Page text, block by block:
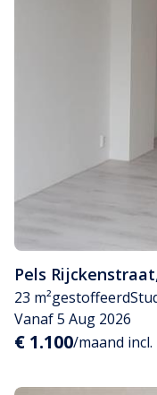
Pels Rijckenstraat
23 m²gestoffeerd
Vanaf 5 Aug 2026
€ 1.100/maand incl.